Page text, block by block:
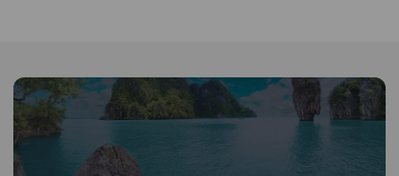
Informations sur la Thaïlande